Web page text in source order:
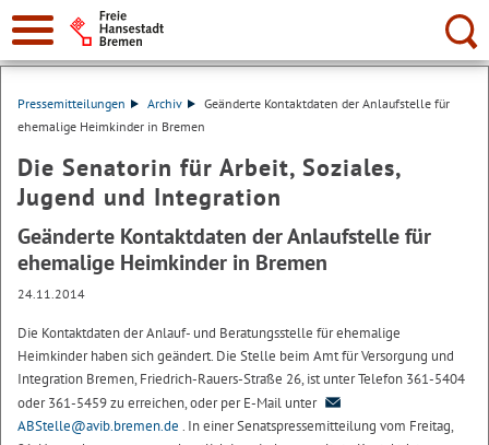
Suche:
Pressemitteilungen Archiv
Geänderte Kontaktdaten der Anlaufstelle für
ehemalige Heimkinder in Bremen
Die Senatorin für Arbeit, Soziales,
Jugend und Integration
Geänderte Kontaktdaten der Anlaufstelle für
ehemalige Heimkinder in Bremen
24.11.2014
Die Kontaktdaten der Anlauf- und Beratungsstelle für ehemalige
Heimkinder haben sich geändert. Die Stelle beim Amt für Versorgung und
Integration Bremen, Friedrich-Rauers-Straße 26, ist unter Telefon 361-5404
oder 361-5459 zu erreichen, oder per E-Mail unter
ABStelle@avib.bremen.de . In einer Senatspressemitteilung vom Freitag,